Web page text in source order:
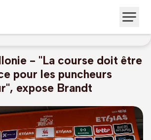
- "La course doit être
pour les puncheurs
expose Brandt